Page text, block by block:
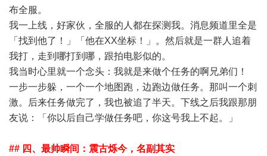
布全服。
我一上线，好家伙，全服的人都在探测我。消息频道里全是
「找到他了！」「他在XX坐标！」。然后就是一群人追着
我打，走到哪打到哪，跟拍电影似的。
我当时心里就一个念头：我就是来做个任务的啊兄弟们！
一步一步躲，一个一个地图跑，边跑边做任务。那叫一个刺
激。后来任务做完了，我也被追了半天。下线之后我跟那朋
友说：「你以后自己学做任务吧，你这号我上不起。」
## 四、最帅瞬间：震古烁今，名副其实